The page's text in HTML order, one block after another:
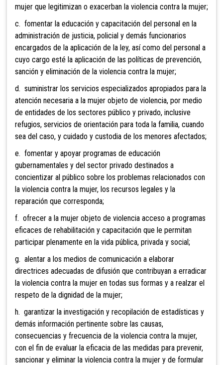
mujer que legitimizan o exacerban la violencia contra la mujer;
c. fomentar la educación y capacitación del personal en la
administración de justicia, policial y demás funcionarios
encargados de la aplicación de la ley, así como del personal a
cuyo cargo esté la aplicación de las políticas de prevención,
sanción y eliminación de la violencia contra la mujer;
d. suministrar los servicios especializados apropiados para la
atención necesaria a la mujer objeto de violencia, por medio
de entidades de los sectores público y privado, inclusive
refugios, servicios de orientación para toda la familia, cuando
sea del caso, y cuidado y custodia de los menores afectados;
e. fomentar y apoyar programas de educación
gubernamentales y del sector privado destinados a
concientizar al público sobre los problemas relacionados con
la violencia contra la mujer, los recursos legales y la
reparación que corresponda;
f. ofrecer a la mujer objeto de violencia acceso a programas
eficaces de rehabilitación y capacitación que le permitan
participar plenamente en la vida pública, privada y social;
g. alentar a los medios de comunicación a elaborar
directrices adecuadas de difusión que contribuyan a erradicar
la violencia contra la mujer en todas sus formas y a realzar el
respeto de la dignidad de la mujer;
h. garantizar la investigación y recopilación de estadísticas y
demás información pertinente sobre las causas,
consecuencias y frecuencia de la violencia contra la mujer,
con el fin de evaluar la eficacia de las medidas para prevenir,
sancionar y eliminar la violencia contra la mujer y de formular